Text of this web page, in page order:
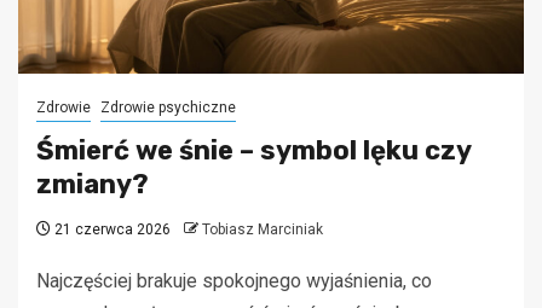
Zdrowie Zdrowie psychiczne
Śmierć we śnie – symbol lęku czy
zmiany?
21 czerwca 2026 Tobiasz Marciniak
Najczęściej brakuje spokojnego wyjaśnienia, co